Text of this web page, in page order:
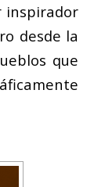
inspirador
desde la
que